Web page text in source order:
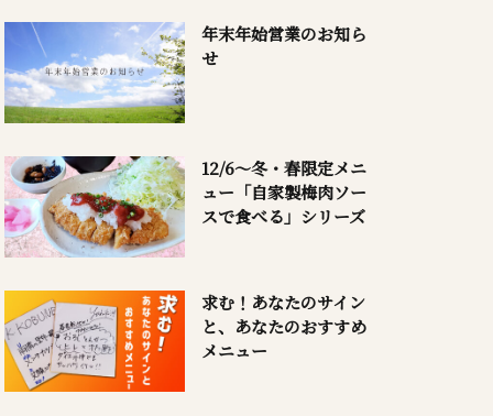
年末年始営業のお知ら
せ
12/6～冬・春限定メニ
ュー「自家製梅肉ソー
スで食べる」シリーズ
求む！あなたのサイン
と、あなたのおすすめ
メニュー